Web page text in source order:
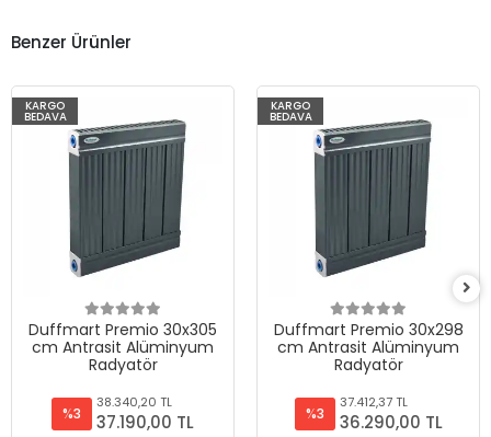
Benzer Ürünler
KARGO
BEDAVA
Duffmart Premio 30x305
cm Antrasit Alüminyum
Radyatör
%3
38.340,20 TL
37.190,00 TL
KARGO
BEDAVA
Duffmart Premio 30x298
cm Antrasit Alüminyum
Radyatör
%3
37.412,37 TL
36.290,00 TL